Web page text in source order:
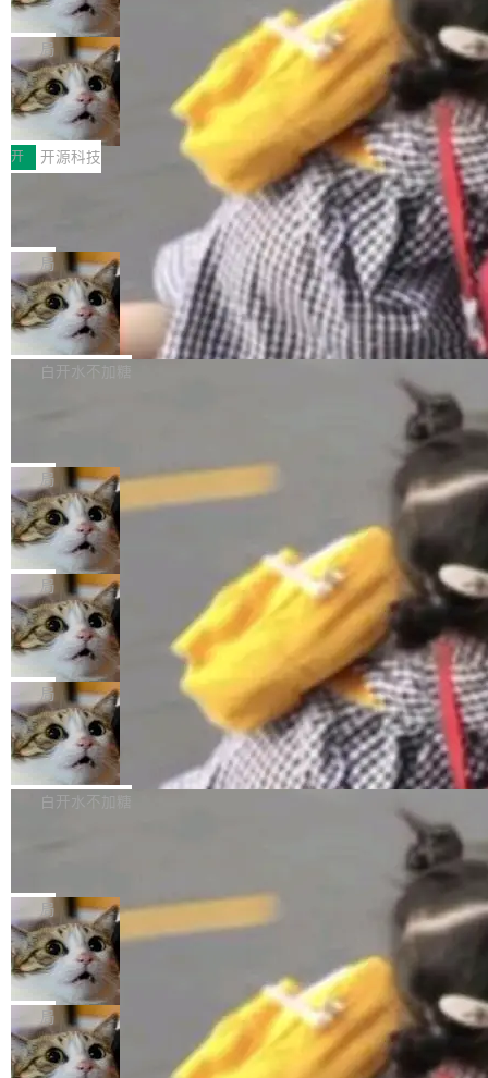
（<a href="https://bugzilla.mozilla.org/show_
bug.cgi?id=204...
orkers 跑了十年 Isolate。用 CEO Matthew Pri
nce 的话说：「我们一生都在用 Isolate 运行代
码，而 AI Agent 不需要容器，它们需要的是 Iso
late。」 容器为什么不合适 容器的问题在于启动
和销毁都太重了。一个 Agent 要执行的任务可能
只需要几毫秒的 CPU 时间，但容器从冷启动到
就绪要花数秒。如果未来有十...
诉讼，称“Apple is getting this wron
g”
上个月，苹果一纸诉状把 OpenAI 告上法庭，指
控其挖角苹果前员工并窃取商业秘密。苹果的诉
状把 OpenAI 描述成一个系统性地从前东家挖
人、套取机密信息的对手。 OpenAI 没发律师
函，也没选择庭外沉默。它在官网贴了一篇博
文，标题只有六个字：Apple is getting this wro
ng。 然后，它把邮件往来和 iMessage 聊天记
录全贴了出来。 他发错人了 苹果外部律师 Gabr
iel Gross 来自 Weil 律所，2 月 23 日下午 5:53
给 OpenAI 总法律顾问 Che Chang 发了封邮
件，附了一封长信，要求 OpenAI 配合调查前苹
果员工带走机密信...
局
HUAWEI MatePad Edge上架WorkBu
ddy鸿蒙PC版，说话就能干活的AI办公
搭子
全能AI工作台WorkBuddy鸿蒙PC版上架HUAWE
I MatePad Edge应用市场，直接下载即可使
用，与鸿蒙电脑上的体验一致。值得一提的是，
这是目前市面上唯一支持平板接入WorkBuddy P
C版的产品，搭载“人机双写”重磅功能——你写
你的，AI写AI的，同屏协作互不干扰。一句话让
AI帮你干活，现在开启全新体验！ 温馨提示：
体验WorkBuddy鸿蒙PC版前，请将 HUAWEI M
atePad Edge 升级至 HarmonyOS 6.1.0.135S
P9 patch03及以上版本。 *升级路径：设置 > 搜
开 开源科技
FFmpeg 9.0 发布：代号“Lei”，以此纪
全球知名开源多媒体框架 FFmpeg 今天正式发
布了 9.0 版本。这个版本除了带来新一代音视频
处理能力和硬件加速支持之外，还有一个特殊之
处：FFmpeg 9.0 的代号是“Lei”。 这个名字，
来自中国开发者雷霄骅（Lei Xiaohua）。 对于
很多中国音视频开发者而言，这个名字并不陌
“启蒙老师”。 而今年，恰好是雷霄骅离世十周
年。FFmpeg 社区最终选择用一个大版本的名
字，留下了这份纪念。 雷霄骅曾是中国传媒大学
数字电视技术方向的博士生，长期从事视频、音
频技...
局
亚马逊成本失控：AI 写代码烧掉 1215
万元，超预算 860%
外媒近日曝光了亚马逊的多份内部报告显示，AI
导致公司在多个项目上超支。《金融时报》报道
编写程序，目标是完成电商平台作者信息与商品
列表的数据匹配 —— 一项常规的数据处理任
务，最终却产生了 180 万美元的账单，实际支出
超出原定预算 860%。 更令人意外的是，该项目
最终并未成功落地，而高额算力消耗持续运行长
达 5 个月，公司直到财务对账时才察觉异常。这
意味着一个无人看管的 AI 程序，在近半年时间
里日夜不停地"烧钱"。 复盘显示，...
白开水不加糖
e CEO Clément Delangue 在 CNBC 的采访里
没有拐弯抹角。他说中国正在赢得 AI 竞赛，而
且按目前的速度，中国 AI 工具预计在今年底或
2027 年就能追上美国前沿实验室的水平。 Dela
ngue 把原因归结为一件事：开放协作。中国的
AI 开发者在一个共享和协作的生态里加速迭代，
而美国模型厂商在"闭门造车"。他的原话是 "buil
ding in silos"——各自为战，互不通气。 这个判
断从他嘴里说出来分量不同。Hugging Face 是
全球最大的开源 AI 平台，上面跑着上百万个模
型。谁在开源赛道上领先，...
局
当 AI agent 把源码变成了最好的扩展系
统，开发者工具必须开源
五年前，David Crawshaw 问过很多软件工程师
一个问题：你写过什么给自己用的程序？答案几
乎都是没有。工程师们整天用别人写的程序写程
序给别人用。偶尔有人自己写个博客系统、智能
家居控制、家庭实验室，都算稀奇事。 Crawsh
aw 是 Shelley 的作者，一个开源 AI coding age
nt。他最近在博客上写了一篇文章，核心论点很
简单：开发者工具必须开源。 理由不是传统的自
由软件情怀，而是一个跟 AI agent 直接相关的
技术判断。 两行 prompt 就能个性化任何软件 C
局
DeepSeek Harness 宣布内测邀请，全
网最大规模开源 Agent 路演现场诞生
一条内测招募帖，发出去的时候大概没人想到它
会变成一场开源 Agent 生态的路演。 8月1日，
DeepSeek Harness 团队负责人崔添翼（tiany
i）在 X 上发帖： 「如果你是 Agent Harness 相
关开源项目的开发者，希望参加 DeepSeek Har
ness 的内测，可以回复或私信联系我。请附上
Harness 负责把能力落到真实环境中——调用工
具、读写文件、管理上下文、处理错误、完成闭
环。崔添翼招人的标...
局
商汤 SenseNova U1.5-Lite-Preview
开源
商汤科技宣布面向社区开源轻量级统一多模态模
型的预览版本 SenseNova U1.5-Lite-Preview。
理解、推理、生成与编辑，还仅以 8B-MoT 的轻
量大小，将能力推进到4K、更精细的真实质感、
更复杂的视觉控制和可持续迭代编辑。 相比 U
1，U1.5-Lite-Preview 在以下方向上带来了显著
提升： 原生支持4K图像生成； 更精细的局部纹
理、细节与真实世界质感； 更准确的中英文文字
生成与复杂版式组织； 更稳定的图...
白开水不加糖
nap。这次是 hwctl——一个用来检查 Ubuntu
硬件认证状态的命令行工具。 Canonical 工程师
Alan Griffiths 在邮件列表中说得很直白：「hwc
tl 是一个 Ubuntu 专有的包，它和它的依赖项都
是 Ubuntu 专有的，不会用在其他发行版上。」
所以 deb 版本的受众实际上为零。既然只有 Ub
untu 用户在用，那用 snap 打包就没什么可纠结
局
Dario Amodei 担心新人来 Anthropic
只为金钱，不为使命
顶级 AI 研究员在两家公司之间来回跳，中间只
隔了几天。 Lilian Weng 上周刚宣布因健康原因
离开 Thinking Machines Lab，说自己作为联合
创始人的角色「太累了」。几天后，The Inform
局
FFmpeg 9.0 发布